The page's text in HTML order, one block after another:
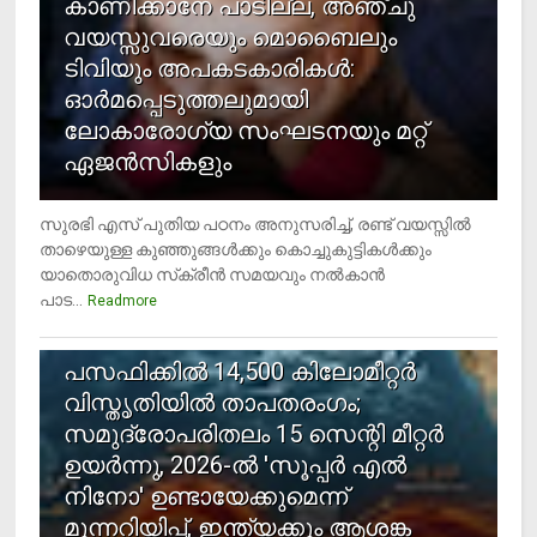
കാണിക്കാനേ പാടില്ല, അഞ്ചു
വയസ്സുവരെയും മൊബൈലും
ടിവിയും അപകടകാരികള്‍:
ഓര്‍മപ്പെടുത്തലുമായി
ലോകാരോഗ്യ സംഘടനയും മറ്റ്
ഏജന്‍സികളും
സുരഭി എസ് പുതിയ പഠനം അനുസരിച്ച്, രണ്ട് വയസ്സില്‍
താഴെയുള്ള കുഞ്ഞുങ്ങള്‍ക്കും കൊച്ചുകുട്ടികള്‍ക്കും
യാതൊരുവിധ സ്‌ക്രീന്‍ സമയവും നല്‍കാന്‍
പാട...
Readmore
പസഫിക്കില്‍ 14,500 കിലോമീറ്റര്‍
വിസ്തൃതിയില്‍ താപതരംഗം;
സമുദ്രോപരിതലം 15 സെന്റി മീറ്റര്‍
ഉയര്‍ന്നു, 2026-ല്‍ 'സൂപ്പര്‍ എല്‍
നിനോ' ഉണ്ടായേക്കുമെന്ന്
മുന്നറിയിപ്പ്, ഇന്ത്യക്കും ആശങ്ക